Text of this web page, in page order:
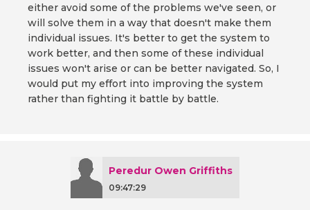
either avoid some of the problems we've seen, or
will solve them in a way that doesn't make them
individual issues. It's better to get the system to
work better, and then some of these individual
issues won't arise or can be better navigated. So, I
would put my effort into improving the system
rather than fighting it battle by battle.
Peredur Owen Griffiths
09:47:29